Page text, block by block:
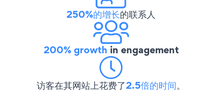
250%的增长的联系人
200% growth in engagement
访客在其网站上花费了2.5倍的时间。